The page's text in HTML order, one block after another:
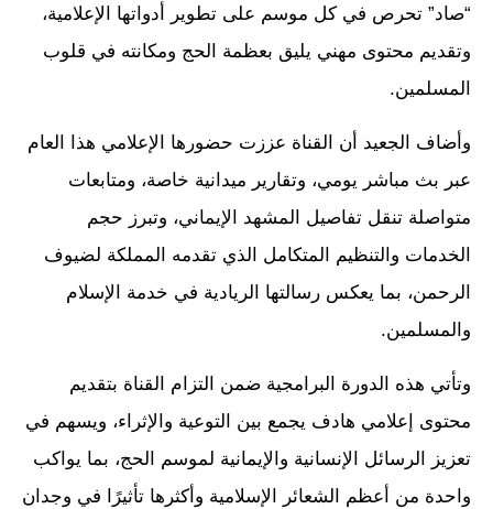
“صاد” تحرص في كل موسم على تطوير أدواتها الإعلامية،
وتقديم محتوى مهني يليق بعظمة الحج ومكانته في قلوب
المسلمين.
وأضاف الجعيد أن القناة عززت حضورها الإعلامي هذا العام
عبر بث مباشر يومي، وتقارير ميدانية خاصة، ومتابعات
متواصلة تنقل تفاصيل المشهد الإيماني، وتبرز حجم
الخدمات والتنظيم المتكامل الذي تقدمه المملكة لضيوف
الرحمن، بما يعكس رسالتها الريادية في خدمة الإسلام
والمسلمين.
وتأتي هذه الدورة البرامجية ضمن التزام القناة بتقديم
محتوى إعلامي هادف يجمع بين التوعية والإثراء، ويسهم في
تعزيز الرسائل الإنسانية والإيمانية لموسم الحج، بما يواكب
واحدة من أعظم الشعائر الإسلامية وأكثرها تأثيرًا في وجدان